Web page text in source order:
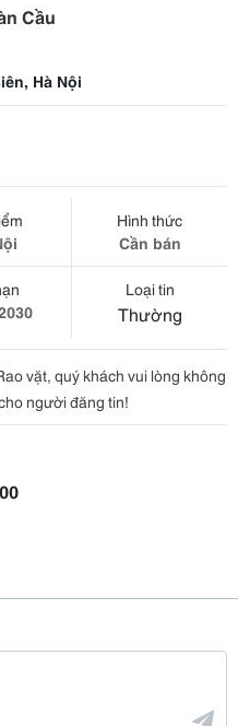
Cầu
Hà Nội
Hình thức
Cần bán
Loại tin
Thường
vặt, quý khách vui lòng không
người đăng tin!